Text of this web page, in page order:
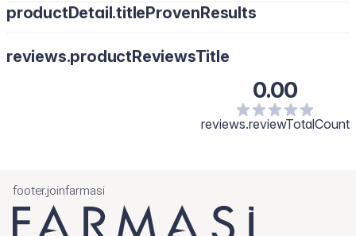
productDetail.titleProvenResults
reviews.productReviewsTitle
0.00
reviews.reviewTotalCount
footer.joinfarmasi